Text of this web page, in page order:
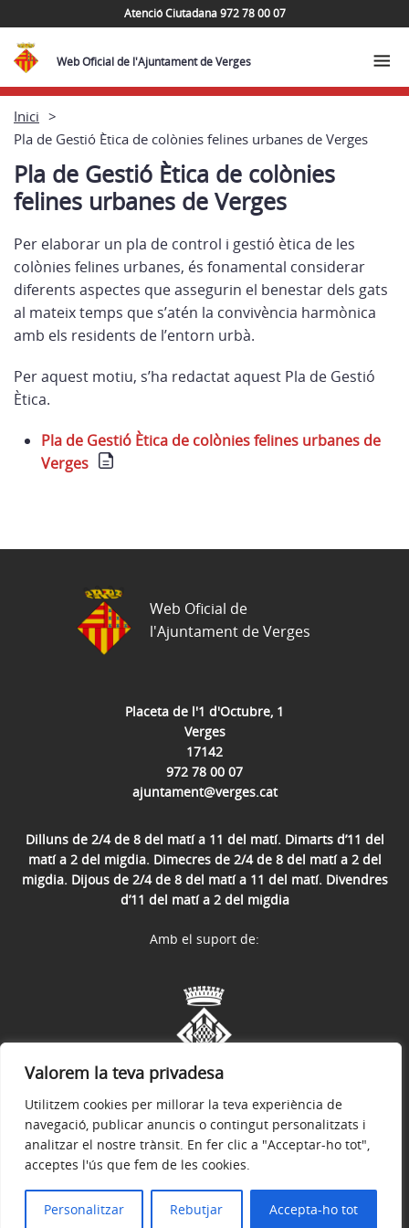
Valorem la teva privadesa
Utilitzem cookies per millorar la teva experiència de
navegació, publicar anuncis o contingut personalitzats i
analitzar el nostre trànsit. En fer clic a "Acceptar-ho tot",
acceptes l'ús que fem de les cookies.
Personalitzar Rebutjar Accepta-ho tot
Atenció Ciutadana 972 78 00 07
Web Oficial de l'Ajuntament de Verges
Inici
Pla de Gestió Ètica de colònies felines urbanes de Verges
Pla de Gestió Ètica de colònies
felines urbanes de Verges
Per elaborar un pla de control i gestió ètica de les
colònies felines urbanes, és fonamental considerar
diferents aspectes que assegurin el benestar dels gats
al mateix temps que s’atén la convivència harmònica
amb els residents de l’entorn urbà.
Per aquest motiu, s’ha redactat aquest Pla de Gestió
Ètica.
Pla de Gestió Ètica de colònies felines urbanes de
Verges
Placeta de l'1 d'Octubre, 1
Verges
17142
972 78 00 07
ajuntament@verges.cat
Dilluns de 2/4 de 8 del matí a 11 del matí. Dimarts d’11 del
matí a 2 del migdia. Dimecres de 2/4 de 8 del matí a 2 del
migdia. Dijous de 2/4 de 8 del matí a 11 del matí. Divendres
d’11 del matí a 2 del migdia
Web Oficial de
l'Ajuntament de Verges
Avís legal Política de privacitat
© 2026
Amb el suport de: